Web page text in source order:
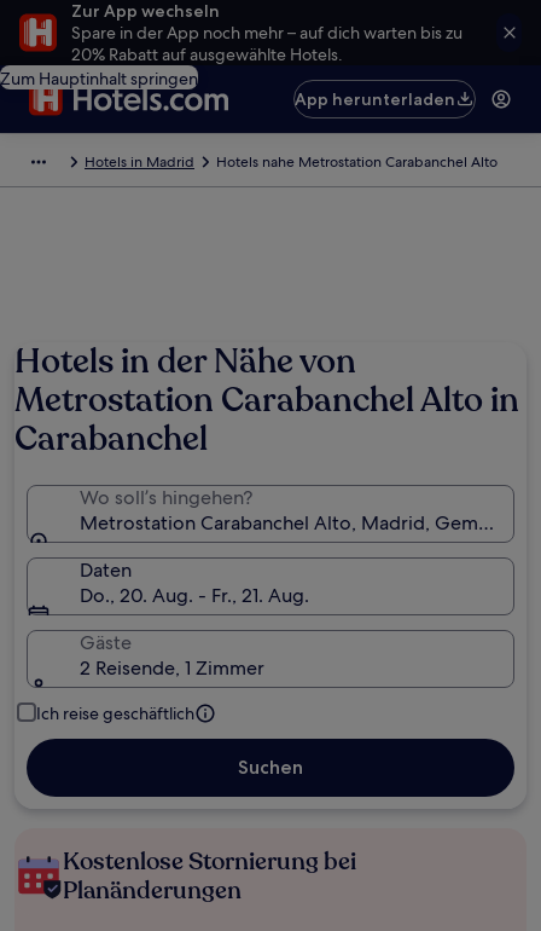
Zur App wechseln
Spare in der App noch mehr – auf dich warten bis zu
20% Rabatt auf ausgewählte Hotels.
Zum Hauptinhalt springen
App herunterladen
Hotels in Madrid Hotels nahe Metrostation Carabanchel Alto
Hotels in der Nähe von
Metrostation Carabanchel Alto in
Carabanchel
Wo soll’s hingehen?
Metrostation Carabanchel Alto, Madrid, Gemeinde
Daten
Do., 20. Aug. - Fr., 21. Aug.
Gäste
2 Reisende, 1 Zimmer
Ich reise geschäftlich
Suchen
Kostenlose Stornierung bei
Planänderungen